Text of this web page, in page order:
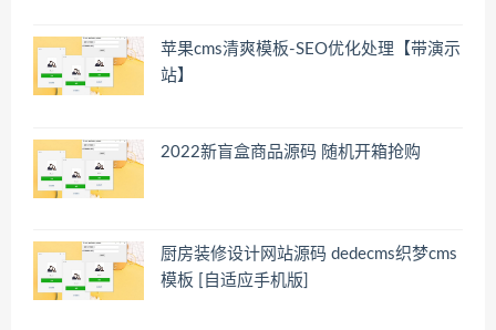
苹果cms清爽模板-SEO优化处理【带演示
站】
2022新盲盒商品源码 随机开箱抢购
厨房装修设计网站源码 dedecms织梦cms
模板 [自适应手机版]